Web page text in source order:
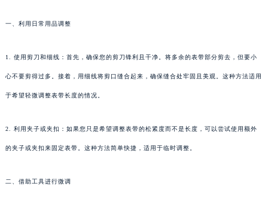
一、利用日常用品调整
1. 使用剪刀和细线：首先，确保您的剪刀锋利且干净。将多余的表带部分剪去，但要小
心不要剪得过多。接着，用细线将剪口缝合起来，确保缝合处牢固且美观。这种方法适用
于希望轻微调整表带长度的情况。
2. 利用夹子或夹扣：如果您只是希望调整表带的松紧度而不是长度，可以尝试使用额外
的夹子或夹扣来固定表带。这种方法简单快捷，适用于临时调整。
二、借助工具进行微调